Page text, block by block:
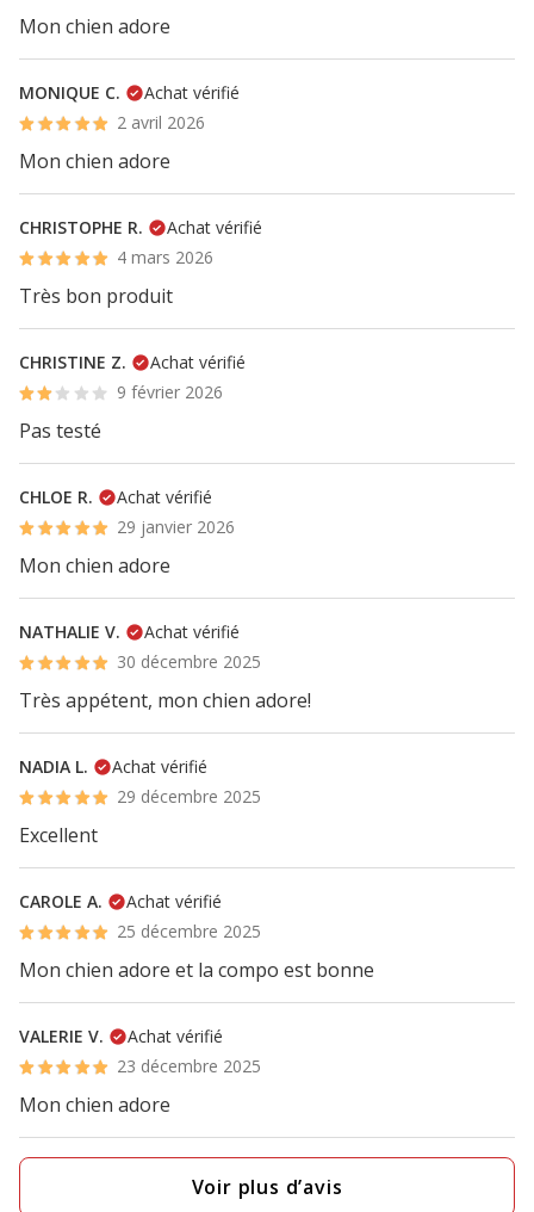
Mon chien adore
MONIQUE C.
Achat vérifié
2 avril 2026
Mon chien adore
CHRISTOPHE R.
Achat vérifié
4 mars 2026
Très bon produit
CHRISTINE Z.
Achat vérifié
9 février 2026
Pas testé
CHLOE R.
Achat vérifié
29 janvier 2026
Mon chien adore
NATHALIE V.
Achat vérifié
30 décembre 2025
Très appétent, mon chien adore!
NADIA L.
Achat vérifié
29 décembre 2025
Excellent
CAROLE A.
Achat vérifié
25 décembre 2025
Mon chien adore et la compo est bonne
VALERIE V.
Achat vérifié
23 décembre 2025
Mon chien adore
Voir plus d’avis